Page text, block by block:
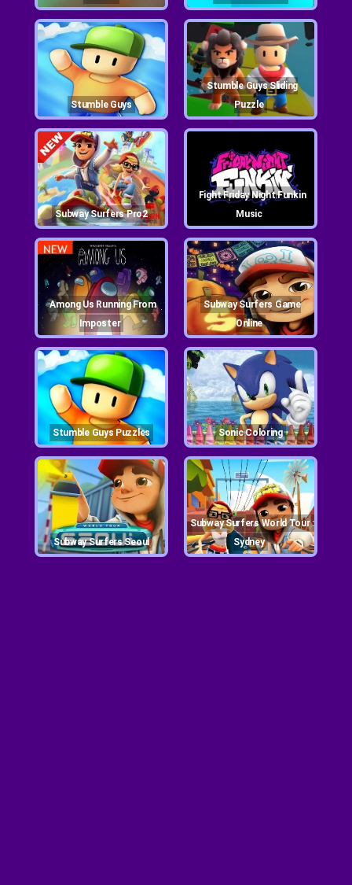
Stumble Guys
Stumble Guys Sliding
Puzzle
Subway Surfers Pro2
Fight Friday Night Funkin
Music
Among Us Running From
Imposter
Subway Surfers Game
Online
Stumble Guys Puzzles Sonic Coloring
Subway Surfers Seoul
Subway Surfers World Tour :
Sydney